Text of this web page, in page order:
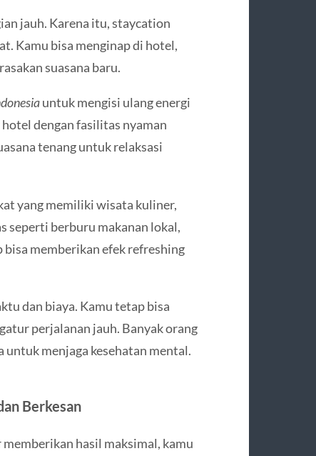
jauh. Karena itu, staycation
Kamu bisa menginap di hotel,
suasana baru.
untuk mengisi ulang energi
dengan fasilitas nyaman
tenang untuk relaksasi
yang memiliki wisata kuliner,
seperti berburu makanan lokal,
bisa memberikan efek refreshing
dan biaya. Kamu tetap bisa
perjalanan jauh. Banyak orang
menjaga kesehatan mental.
Berkesan
hasil maksimal, kamu